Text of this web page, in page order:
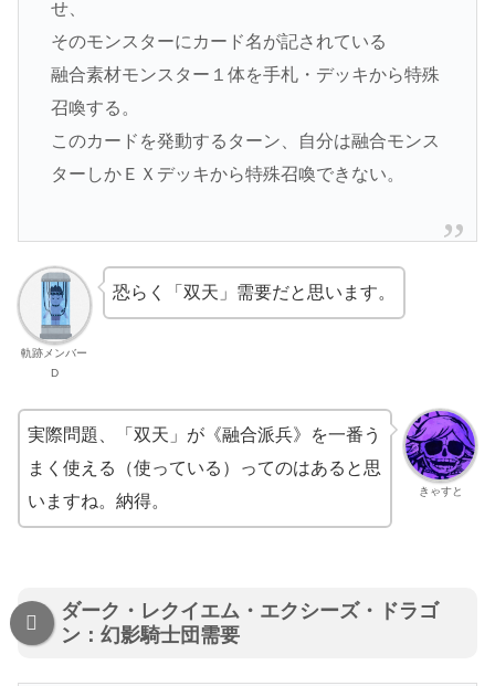
せ、
そのモンスターにカード名が記されている
融合素材モンスター１体を手札・デッキから特殊
召喚する。
このカードを発動するターン、自分は融合モンス
ターしかＥＸデッキから特殊召喚できない。
軌跡メンバー
D
恐らく「双天」需要だと思います。
きゃすと
実際問題、「双天」が《融合派兵》を一番う
まく使える（使っている）ってのはあると思
いますね。納得。
ダーク・レクイエム・エクシーズ・ドラゴ
ン：幻影騎士団需要